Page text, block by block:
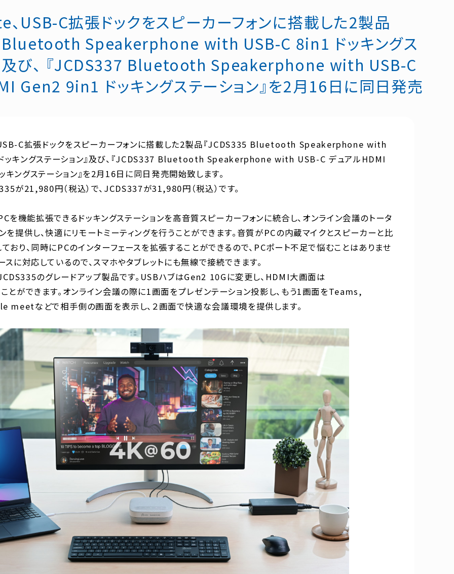
USB-C拡張ドックをスピーカーフォンに搭載した2製品
Bluetooth Speakerphone with USB-C 8in1 ドッキングス
及び、 『JCDS337 Bluetooth Speakerphone with USB-C
Gen2 9in1 ドッキングステーション』を2月16日に同日発売
C拡張ドックをスピーカーフォンに搭載した2製品『JCDS335 Bluetooth Speakerphone with
キングステーション』及び、『JCDS337 Bluetooth Speakerphone with USB-C デュアルHDMI
ングステーション』を2月16日に同日発売開始致します。
が21,980円（税込）で、JCDS337が31,980円（税込）です。
を機能拡張できるドッキングステーションを高音質スピーカーフォンに統合し、オンライン会議のトータ
を提供し、快適にリモートミーティングを行うことができます。音質がPCの内蔵マイクとスピーカーと比
おり、同時にPCのインターフェースを拡張することができるので、PCポート不足で悩むことはありませ
スに対応しているので、スマホやタブレットにも無線で接続できます。
のグレードアップ製品です。USBハブはGen2 10Gに変更し、HDMI大画面は
とができます。オンライン会議の際に1画面をプレゼンテーション投影し、もう1画面をTeams,
などで相手側の画面を表示し、２画面で快適な会議環境を提供します。